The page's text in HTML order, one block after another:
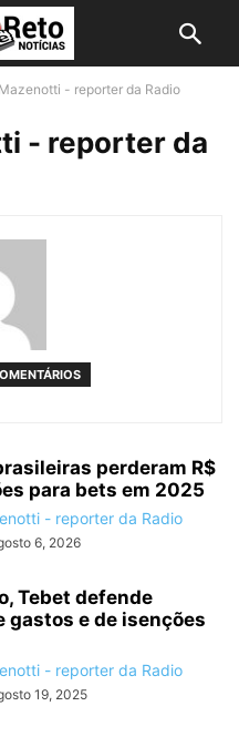
- reporter da Radio
- reporter da
perderam R$
para bets em 2025
- reporter da Radio
6, 2026
Tebet defende
gastos e de isenções
- reporter da Radio
19, 2025